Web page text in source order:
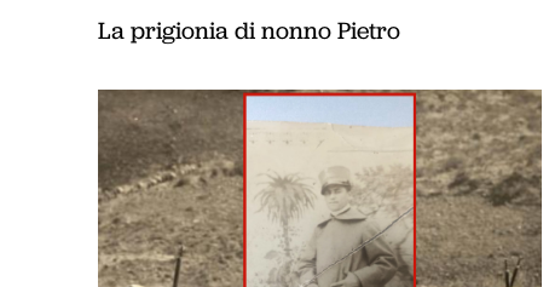
La prigionia di nonno Pietro